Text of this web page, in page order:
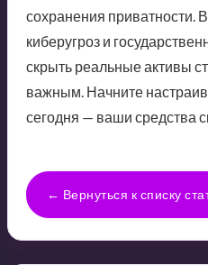
сохранения приватности.
киберугроз и
скрыть реальные активы
важным. Начните
сегодня — ваши средства
← Вернуться к списку